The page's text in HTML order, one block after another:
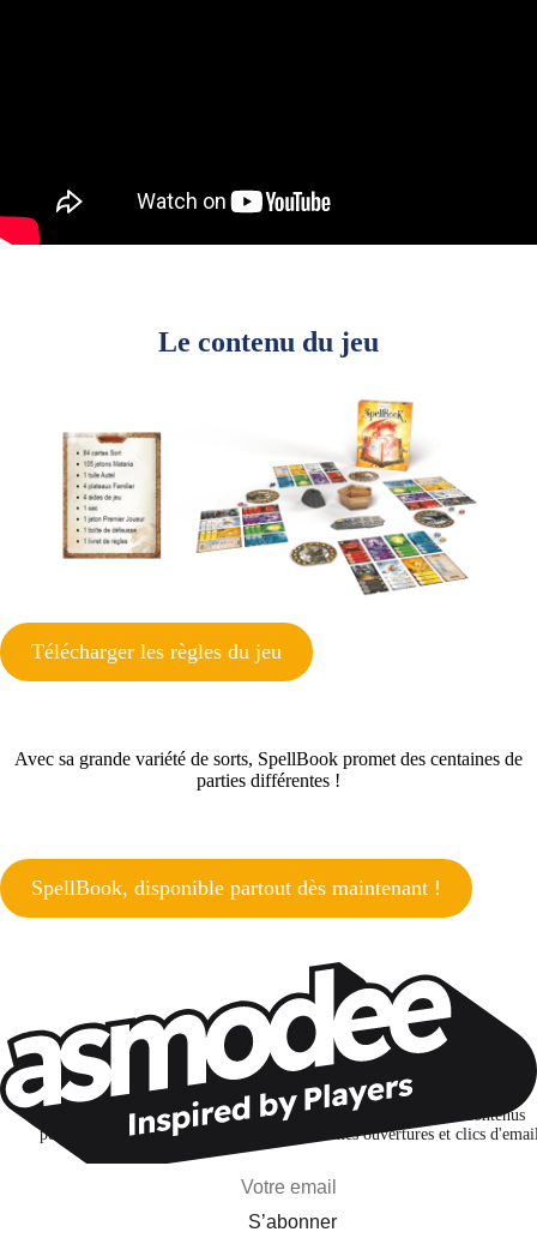
Le contenu du jeu
Télécharger les règles du jeu
Avec sa grande variété de sorts, SpellBook promet des centaines de
parties différentes !
SpellBook, disponible partout dès maintenant!
Restons connectés !
Je m'abonne pour découvrir des jeux, des nouveautés et des contenus
personnalisés selon mes centres d'intérêt et mes ouvertures et clics
S’abonner